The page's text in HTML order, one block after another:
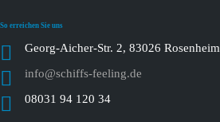
So erreichen Sie uns
Georg-Aicher-Str. 2, 83026 Rosenheim
info@schiffs-feeling.de
08031 94 120 34